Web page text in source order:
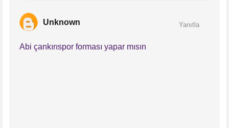
Unknown
Abi çankırıspor forması yapar mısın
Yanıtla